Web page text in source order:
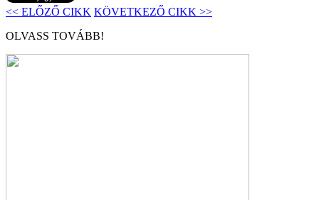
<< ELŐZŐ CIKK KÖVETKEZŐ CIKK >>
OLVASS TOVÁBB!